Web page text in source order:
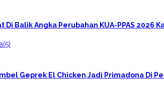
Di Balik Angka Perubahan KUA-PPAS 2026
Geprek El Chicken Jadi Primadona Di